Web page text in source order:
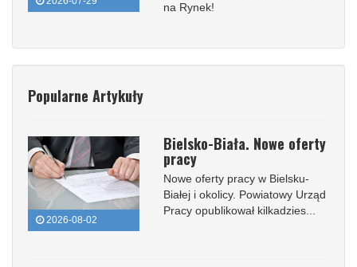
na Rynek!
Popularne Artykuły
2026-08-02
Bielsko-Biała. Nowe oferty
pracy
Nowe oferty pracy w Bielsku-
Białej i okolicy. Powiatowy Urząd
Pracy opublikował kilkadzies...